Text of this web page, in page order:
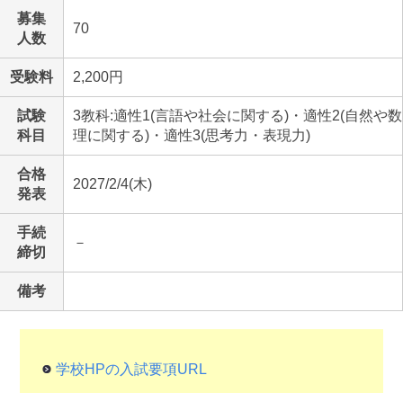
募集
人数
70
受験料 2,200円
試験
科目
3教科:適性1(言語や社会に関する)・適性2(自然や数
理に関する)・適性3(思考力・表現力)
合格
発表
2027/2/4(木)
手続
締切
－
備考
学校HPの入試要項URL